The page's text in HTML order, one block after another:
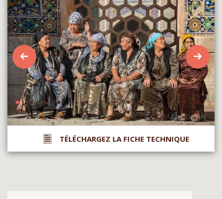
TÉLÉCHARGEZ LA FICHE TECHNIQUE